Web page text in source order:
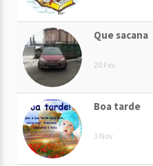
Que sacana
20 Fev
Boa tarde
3 Nov